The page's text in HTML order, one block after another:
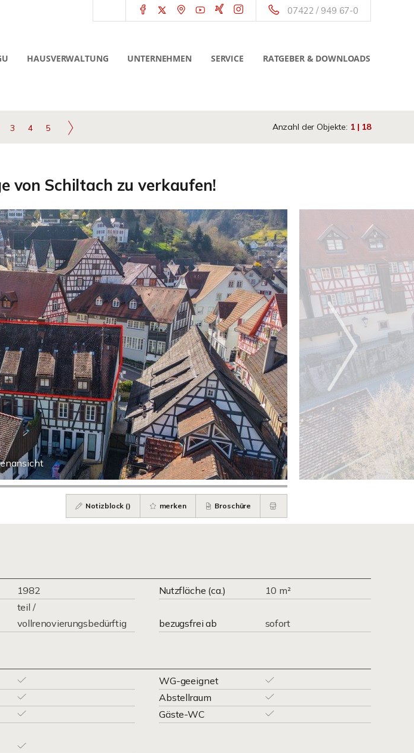
07422 / 949 67-0
HAUSVERWALTUNG UNTERNEHMEN SERVICE RATGEBER & DOWNLOADS
3 4 5 Anzahl der Objekte: 1 | 18
von Schiltach zu verkaufen!
Notizblock () merken Broschüre
1982 Nutzfläche (ca.) 10 m²
teil /
vollrenovierungsbedürftig
bezugsfrei ab sofort
WG-geeignet
Abstellraum
Gäste-WC